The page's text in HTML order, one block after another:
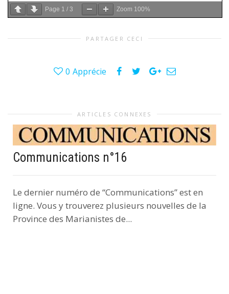
Page 1 / 3 Zoom 100%
PARTAGER CECI
0 Apprécie
ARTICLES CONNEXES
Communications n°16
Le dernier numéro de “Communications” est en
ligne. Vous y trouverez plusieurs nouvelles de la
Province des Marianistes de...